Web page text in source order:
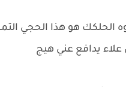
الحلكك هو هذا الحجي
علاء يدافع عني هيج